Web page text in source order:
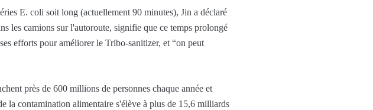
E. coli soit long (actuellement 90 minutes), Jin a déclaré
les camions sur l'autoroute, signifie que ce temps prolongé
efforts pour améliorer le Tribo-sanitizer, et “on peut
près de 600 millions de personnes chaque année et
la contamination alimentaire s'élève à plus de 15,6 milliards